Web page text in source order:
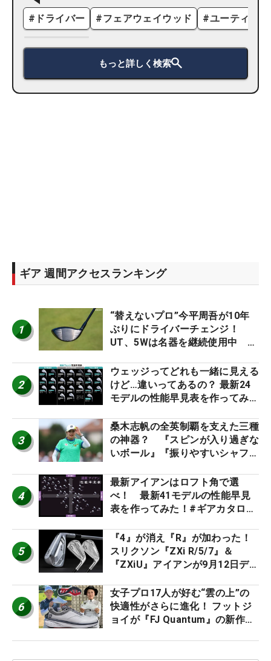
# ドライバー #フェアウェイウッド #ユーティリ
もっと詳しく検索
ギア 週間アクセスランキング
1
“替えないプロ”今平周吾が10年
ぶりにドライバーチェンジ！
UT、5Wは名器を継続使用中 #
2
ウェッジってどれも一緒に見える
けど…違いってあるの？ 最新24
モデルの性能早見表を作ってみ
3
桑木志帆の全英制覇を支えた三種
の神器？ 『スピンが入り過ぎな
いボール』『振りやすいシャフ
ー』 #女子プロセッティング
4
最新アイアンはロフト角で選
べ！ 最新41モデルの性能早見
表を作ってみた！#ギアカタログ
5
『4』が消え『R』が加わった！
スリクソン『ZXi R/5/7』＆
『ZXiU』アイアンが9月12日デ
6
女子プロ17人が好む“雲の上”の
快適性がさらに進化！ フットジ
ョイが『FJ Quantum』の新作を